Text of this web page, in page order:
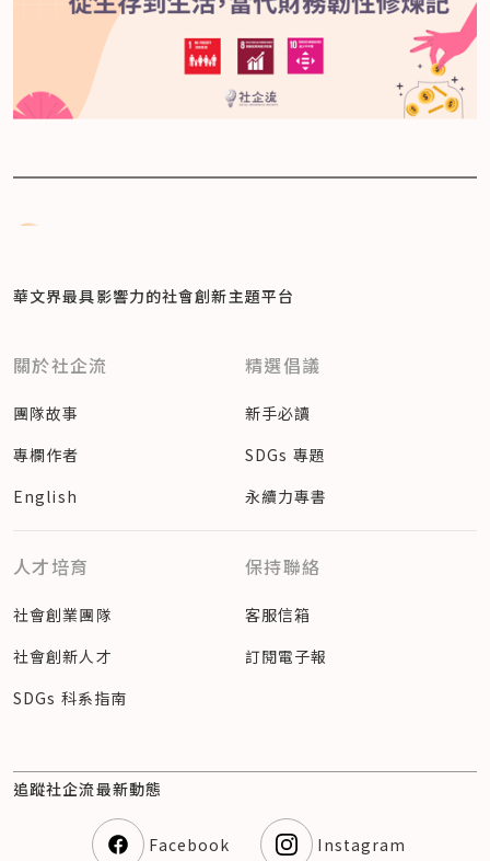
華文界最具影響力的社會創新主題平台
關於社企流
團隊故事
專欄作者
English
精選倡議
新手必讀
SDGs 專題
永續力專書
人才培育
社會創業團隊
社會創新人才
SDGs 科系指南
保持聯絡
客服信箱
訂閱電子報
追蹤社企流最新動態
Facebook Instagram